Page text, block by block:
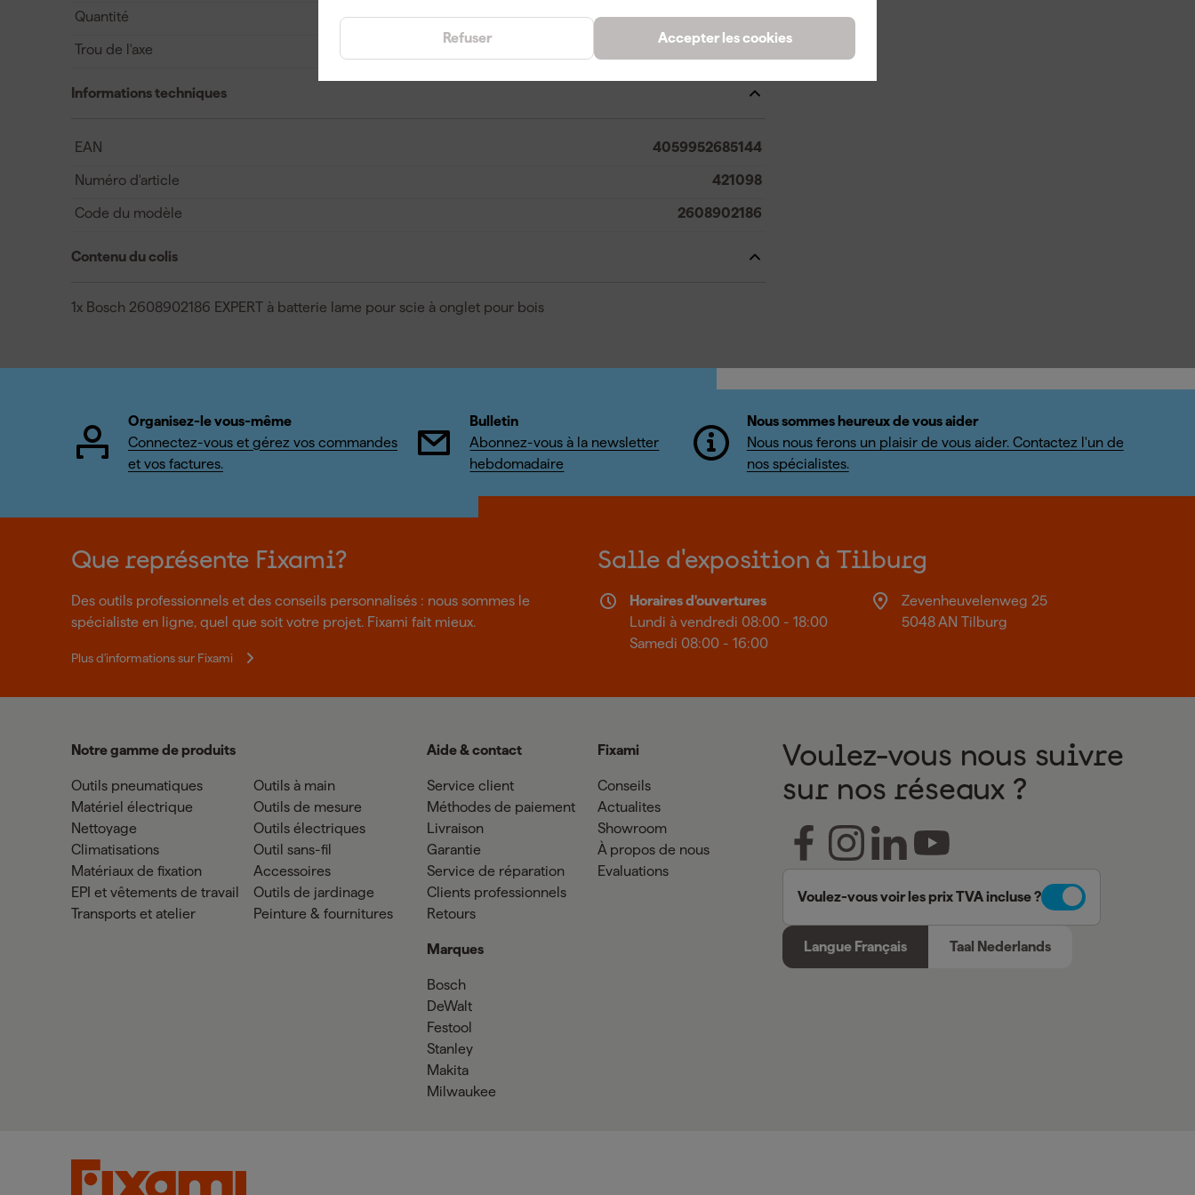
Accepter les cookies
Refuser
Quantité 1
Trou de l'axe
Informations techniques
EAN 4059952685144
Numéro d'article 421098
Code du modèle 2608902186
Contenu du colis
1x Bosch 2608902186 EXPERT à batterie lame pour scie à onglet pour bois
Organisez-le vous-même
Connectez-vous et gérez vos commandes
et vos factures.
Bulletin
Abonnez-vous à la newsletter
hebdomadaire
Nous sommes heureux de vous aider
Nous nous ferons un plaisir de vous aider. Contactez l'un de
nos spécialistes.
Que représente Fixami?
Des outils professionnels et des conseils personnalisés : nous sommes le
spécialiste en ligne, quel que soit votre projet. Fixami fait mieux.
Plus d'informations sur Fixami
Salle d'exposition à Tilburg
Horaires d'ouvertures
Lundi à vendredi 08:00 - 18:00
Samedi 08:00 - 16:00
Zevenheuvelenweg 25
5048 AN Tilburg
Notre gamme de produits
Outils pneumatiques
Matériel électrique
Nettoyage
Climatisations
Matériaux de fixation
EPI et vêtements de travail
Transports et atelier
Outils à main
Outils de mesure
Outils électriques
Outil sans-fil
Accessoires
Outils de jardinage
Peinture & fournitures
Aide & contact
Service client
Méthodes de paiement
Livraison
Garantie
Service de réparation
Clients professionnels
Retours
Marques
Bosch
DeWalt
Festool
Stanley
Makita
Milwaukee
Fixami
Conseils
Actualites
Showroom
À propos de nous
Evaluations
Voulez-vous nous suivre
sur nos réseaux ?
Voulez-vous voir les prix TVA incluse ?
Langue Français Taal Nederlands